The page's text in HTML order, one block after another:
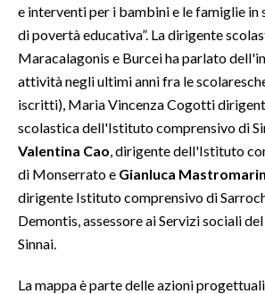
e interventi per i bambini e le famiglie in
di povertà educativa”. La dirigente
Maracalagonis e Burcei ha parlato
attività negli ultimi anni fra le
iscritti), Maria Vincenza Cogotti
scolastica dell'Istituto comprensivo di
Valentina Cao , dirigente dell'Istituto
di Monserrato e Gianluca
dirigente Istituto comprensivo di
Demontis, assessore ai Servizi sociali
Sinnai.
La mappa è parte delle azioni